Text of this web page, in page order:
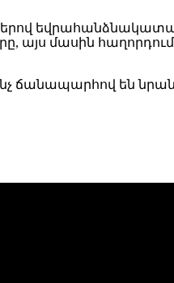
այս մասին հաղորդում
ճանապարհով են